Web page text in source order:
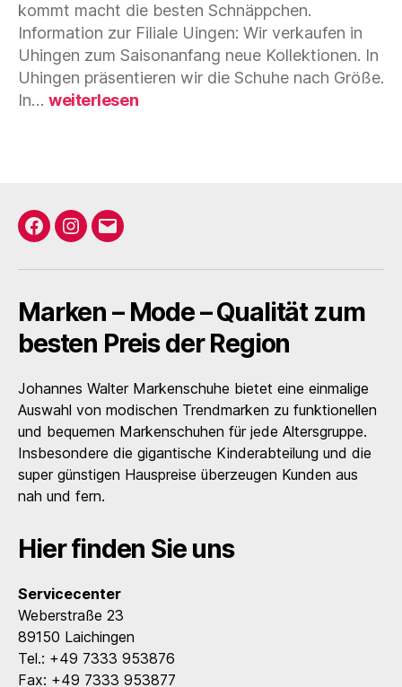
€
kommt macht die besten Schnäppchen.
Information zur Filiale Uingen: Wir verkaufen in
Uhingen zum Saisonanfang neue Kollektionen. In
Uhingen präsentieren wir die Schuhe nach Größe.
In… Markenschuhe
weiterlesen
Facebook
Instagram
E-
Marken – Mode – Qualität zum
besten Preis der Region
Johannes Walter Markenschuhe bietet eine einmalige
Auswahl von modischen Trendmarken zu funktionellen
und bequemen Markenschuhen für jede Altersgruppe.
Insbesondere die gigantische Kinderabteilung und die
super günstigen Hauspreise überzeugen Kunden aus
nah und fern.
Hier finden Sie uns
Servicecenter
Weberstraße 23
89150 Laichingen
Tel.: +49 7333 953876
Fax: +49 7333 953877